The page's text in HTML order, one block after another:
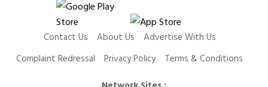
Contact Us About Us
Advertise With Us
Complaint Redressal
Privacy Policy
Terms & Conditions